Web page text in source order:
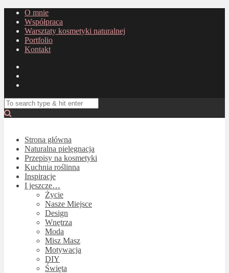
O mnie
Współpraca
Warsztaty kosmetyki naturalnej
Portfolio
Kontakt
Strona główna
Naturalna pielęgnacja
Przepisy na kosmetyki
Kuchnia roślinna
Inspiracje
I jeszcze…
Życie
Nasze Miejsce
Design
Wnętrza
Moda
Misz Masz
Motywacja
DIY
Święta